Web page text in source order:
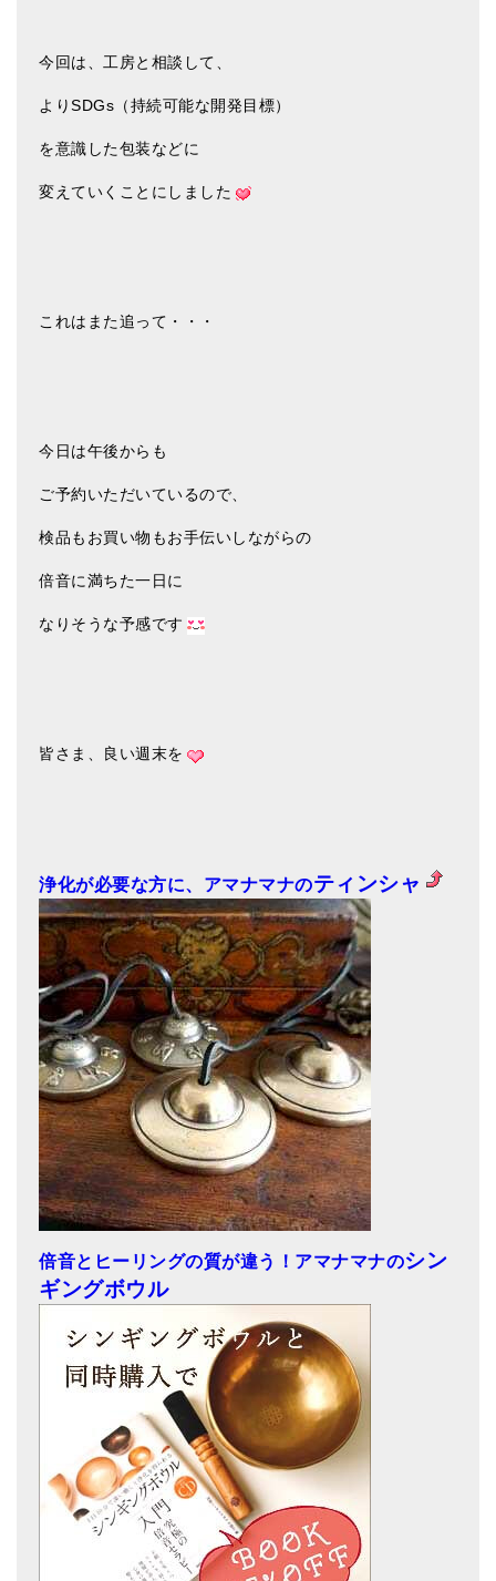
今回は、工房と相談して、
よりSDGs（持続可能な開発目標）
を意識した包装などに
変えていくことにしました
これはまた追って・・・
今日は午後からも
ご予約いただいているので、
検品もお買い物もお手伝いしながらの
倍音に満ちた一日に
なりそうな予感です
皆さま、良い週末を
浄化が必要な方に、アマナマナのティンシャ
倍音とヒーリングの質が違う！アマナマナのシン
ギングボウル